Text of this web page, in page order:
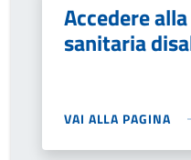
Accedere
sanitaria
VAI ALLA PAGINA